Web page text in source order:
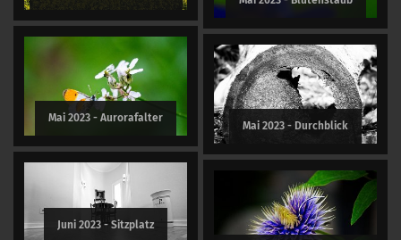
Mai 2023 - Aurorafalter
Mai 2023 - Durchblick
Juni 2023 - Sitzplatz